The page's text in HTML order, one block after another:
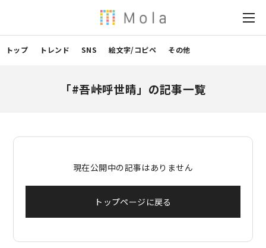
トップ トレンド SNS 絵文字/コピペ その他
「#吾峠呼世晴」の記事一覧
現在公開中の記事はありません
トップページに戻る